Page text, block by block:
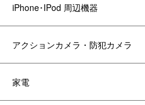
iPhone･IPod 周辺機器
アクションカメラ・防犯カメラ
家電